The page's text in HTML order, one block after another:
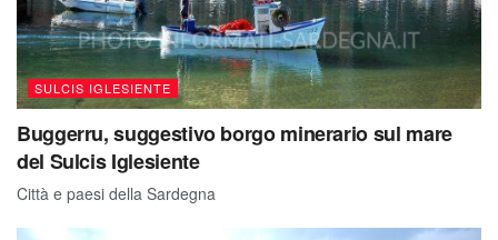
SULCIS IGLESIENTE
Buggerru, suggestivo borgo minerario sul mare
del Sulcis Iglesiente
Città e paesi della Sardegna